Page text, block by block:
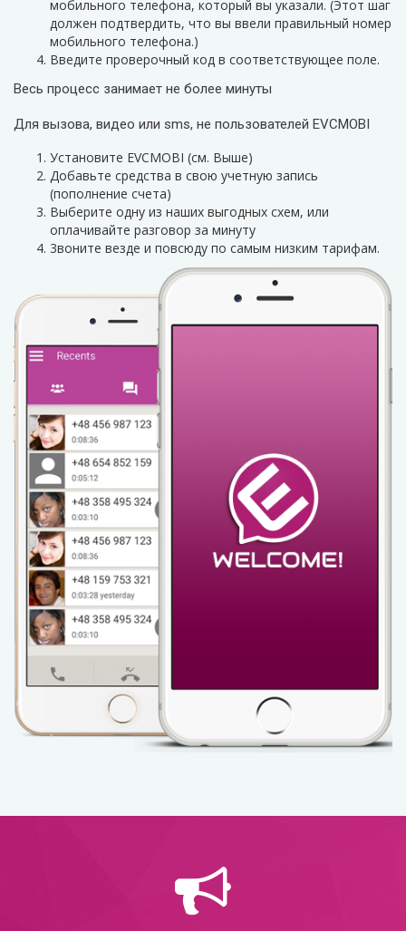
мобильного телефона, который вы указали. (Этот шаг
должен подтвердить, что вы ввели правильный номер
мобильного телефона.)
Введите проверочный код в соответствующее поле.
Весь процесс занимает не более минуты
Для вызова, видео или sms, не пользователей EVCMOBI
Установите EVCMOBI (см. Выше)
Добавьте средства в свою учетную запись
(пополнение счета)
Выберите одну из наших выгодных схем, или
оплачивайте разговор за минуту
3воните везде и повсюду по самым низким тарифам.